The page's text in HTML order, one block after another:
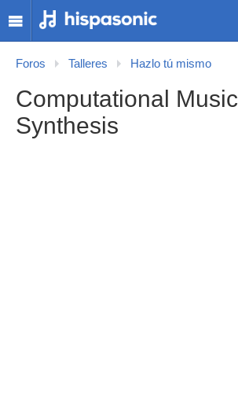
Foros Talleres Hazlo tú mismo
Computational Music
Synthesis